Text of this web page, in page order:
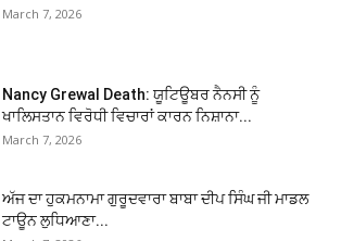
March 7, 2026
Nancy Grewal Death: ਯੂਟਿਊਬਰ ਨੈਨਸੀ ਨੂੰ
ਖਾਲਿਸਤਾਨ ਵਿਰੋਧੀ ਵਿਚਾਰਾਂ ਕਾਰਨ ਨਿਸ਼ਾਨਾ...
March 7, 2026
ਅੱਜ ਦਾ ਹੁਕਮਨਾਮਾ ਗੁਰੂਦਵਾਰਾ ਬਾਬਾ ਦੀਪ ਸਿੰਘ ਜੀ ਮਾਡਲ
ਟਾਊਨ ਲੁਧਿਆਣਾ...